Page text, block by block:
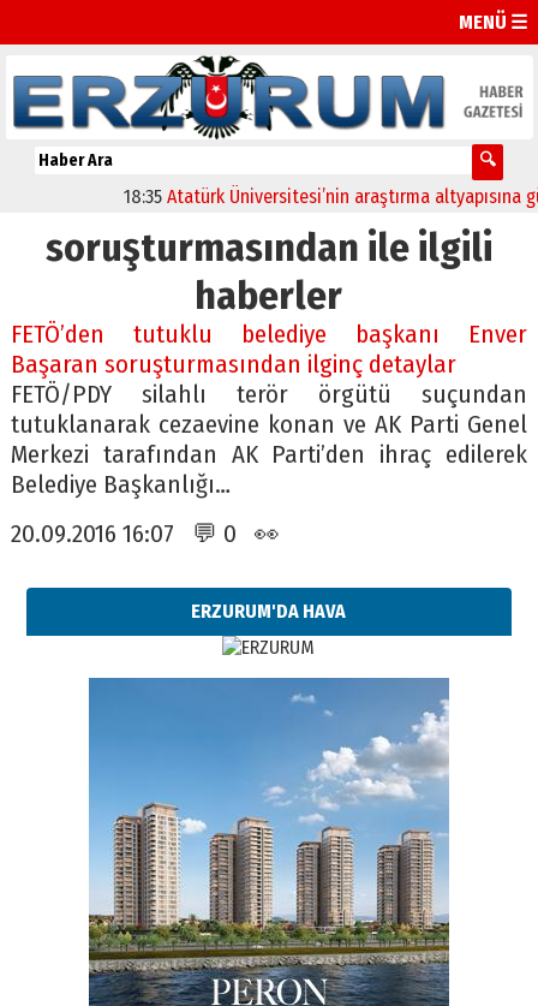
MENÜ ☰
18:35 Atatürk Üniversitesi’nin araştırma altyapısına
soruşturmasından ile ilgili
haberler
FETÖ’den tutuklu belediye başkanı Enver
Başaran soruşturmasından ilginç detaylar
FETÖ/PDY silahlı terör örgütü suçundan
tutuklanarak cezaevine konan ve AK Parti Genel
Merkezi tarafından AK Parti’den ihraç edilerek
Belediye Başkanlığı…
20.09.2016 16:07 💬 0 👀
ERZURUM'DA HAVA